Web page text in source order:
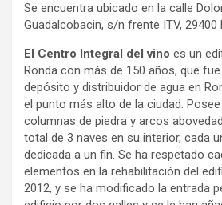
Se encuentra ubicado en la calle
Guadalcobacin, s/n frente ITV, 29400
El Centro Integral del vino es un
Ronda con más de 150 años, que
depósito y distribuidor de agua en
el punto más alto de la ciudad.
columnas de piedra y arcos
total de 3 naves en su interior, cada
dedicada a un fin. Se ha respetado
elementos en la rehabilitación del
2012, y se ha modificado la entrada